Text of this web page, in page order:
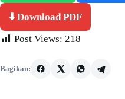
⬇️ Download PDF
Post Views: 218
Bagikan: